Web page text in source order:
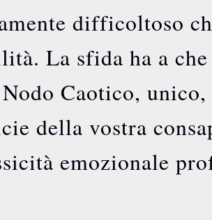
difficoltoso
La sfida ha a
Caotico,
della vostra
emozionale